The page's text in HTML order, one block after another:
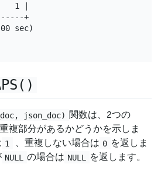
1 |
+
sec)
json_doc) 関数は、2つの
複部分があるかどうかを示しま
1 、重複しない場合は 0 を返しま
NULL の場合は NULL を返します。